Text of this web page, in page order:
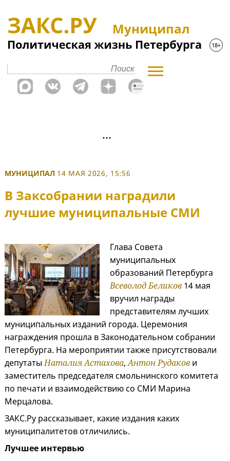
Муниципал
МУНИЦИПАЛ 14 МАЯ 2026, 15:56
В Заксобрании наградили
лучшие муниципальные СМИ
Глава Совета
муниципальных
образований Петербурга
Всеволод Беликов14 мая
вручил награды
представителям лучших
муниципальных изданий города. Церемония
награждения прошла в Законодательном собрании
Петербурга. На мероприятии также присутствовали
депутатыНаталия Астахова,Антон Рудаков и
заместитель председателя смольнинского комитета
по печати и взаимодействию со СМИ Марина
Мерцалова.
ЗАКС.Ру рассказывает, какие издания каких
муниципалитетов отличились.
Лучшее интервью